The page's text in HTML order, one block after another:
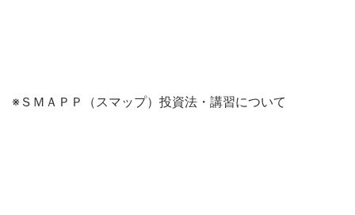
※ＳＭＡＰＰ（スマップ）投資法・講習について